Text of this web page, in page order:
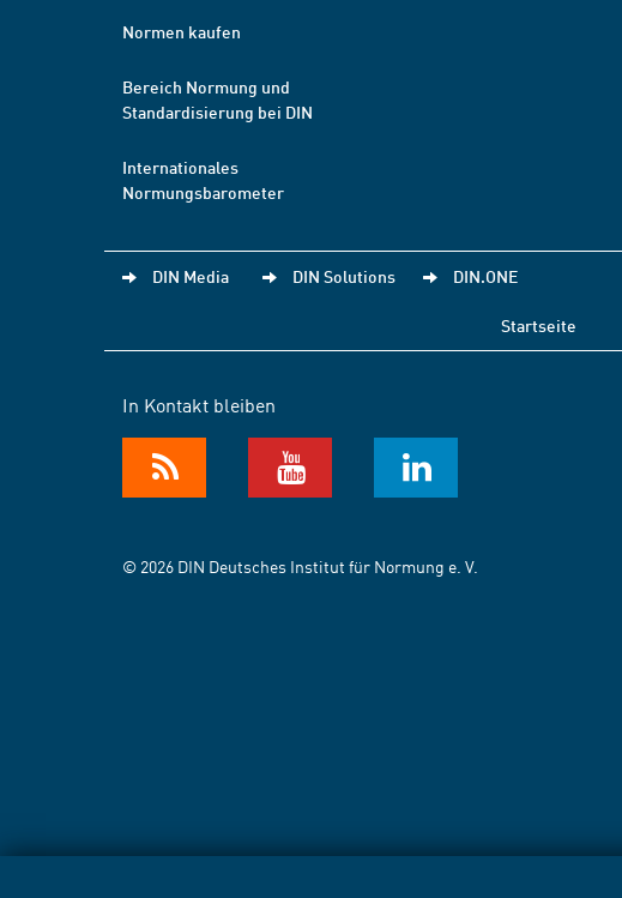
Normen kaufen
Bereich Normung und
Standardisierung bei DIN
Internationales
Normungsbarometer
DIN Media DIN Solutions DIN.ONE
Startseite
In Kontakt bleiben
© 2026 DIN Deutsches Institut für Normung e. V.